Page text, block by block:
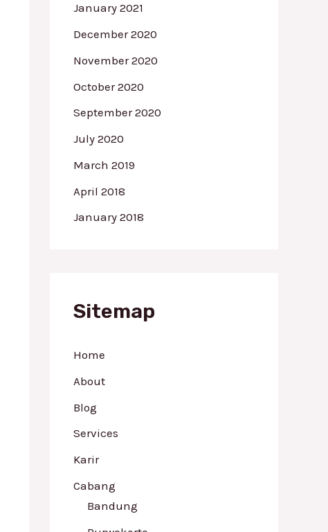
January 2021
December 2020
November 2020
October 2020
September 2020
July 2020
March 2019
April 2018
January 2018
Sitemap
Home
About
Blog
Services
Karir
Cabang
Bandung